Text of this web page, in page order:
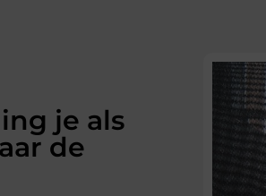
je als
de